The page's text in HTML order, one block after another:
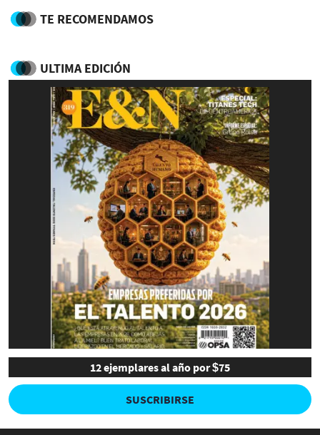
TE RECOMENDAMOS
ULTIMA EDICIÓN
12 ejemplares al año por $75
SUSCRIBIRSE